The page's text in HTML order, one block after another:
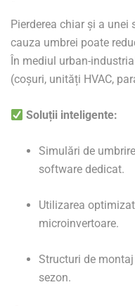
Pierderea chiar și a
cauza umbrei poate
În mediul urban-
(coșuri, unități HVAC,
Soluții inteligente:
Simulări de
software dedicat.
Utilizarea
microinvertoare.
Structuri de
sezon.